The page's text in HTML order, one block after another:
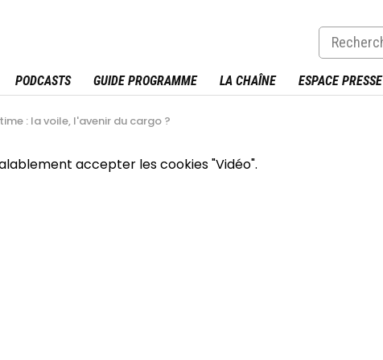
PODCASTS GUIDE PROGRAMME LA CHAÎNE ESPACE PRESSE
: la voile, l'avenir du cargo ?
accepter les cookies "Vidéo".